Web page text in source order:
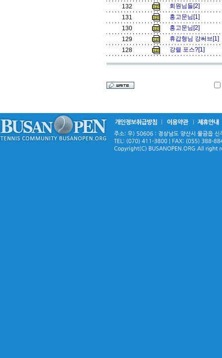
132
회원님들[2]
131
홍고문님[1]
130
홍고문님[2]
129
휴갑형님 강써브[1]
128
강렬 포스?[1]